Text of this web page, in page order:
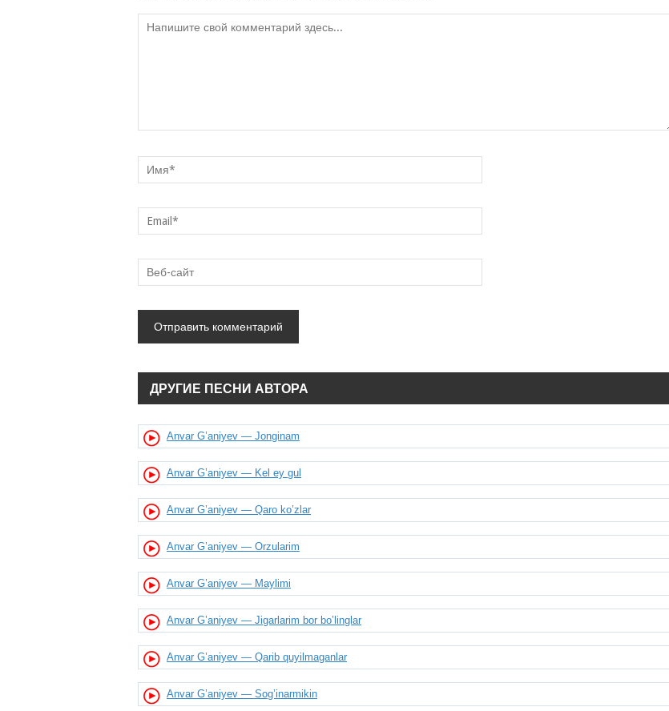
ДРУГИЕ ПЕСНИ АВТОРА
Anvar G’aniyev — Jonginam
Anvar G’aniyev — Kel ey gul
Anvar G’aniyev — Qaro ko’zlar
Anvar G’aniyev — Orzularim
Anvar G’aniyev — Maylimi
Anvar G’aniyev — Jigarlarim bor bo’linglar
Anvar G’aniyev — Qarib quyilmaganlar
Anvar G’aniyev — Sog’inarmikin